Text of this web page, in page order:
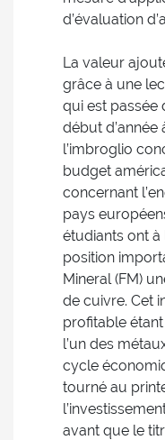
d’évaluation
La valeur
grâce à une
qui est passée
début d’année
l’imbroglio
budget
concernant
pays
étudiants ont à
position
Mineral (FM)
de cuivre. Cet
profitable
l’un des
cycle
tourné au
avant que le